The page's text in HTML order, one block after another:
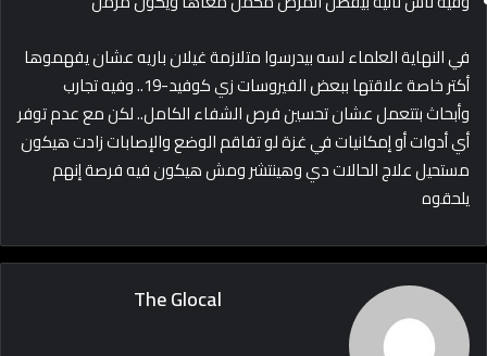
في النهاية العلماء لسه بيدرسوا متلازمة غيلان باريه عشان يفهموها
أكتر خاصة علاقتها ببعض الفيروسات زي كوفيد-19.. وفيه تجارب
وأبحاث بتتعمل عشان تحسين فرص الشفاء الكامل.. لكن مع عدم توفر
أي أدوات أو إمكانيات في غزة لو تفاقم الوضع والإصابات زادت هيكون
مستحيل علاج الحالات دي وهينتشر ومش هيكون فيه فرصة إنهم
يلحقوه
The Glocal